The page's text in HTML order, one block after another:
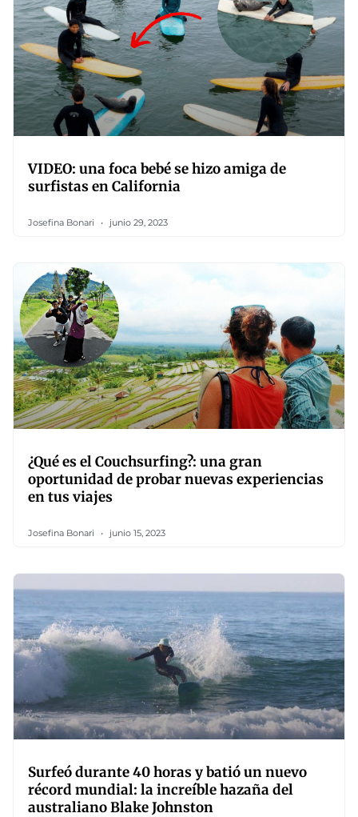
VIDEO: una foca bebé se hizo amiga de
surfistas en California
Josefina Bonari junio 29, 2023
¿Qué es el Couchsurfing?: una gran
oportunidad de probar nuevas experiencias
en tus viajes
Josefina Bonari junio 15, 2023
Surfeó durante 40 horas y batió un nuevo
récord mundial: la increíble hazaña del
australiano Blake Johnston